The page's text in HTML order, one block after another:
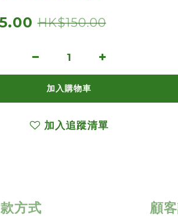
HK$150.00
加入購物車
加入追蹤清單
方式 顧